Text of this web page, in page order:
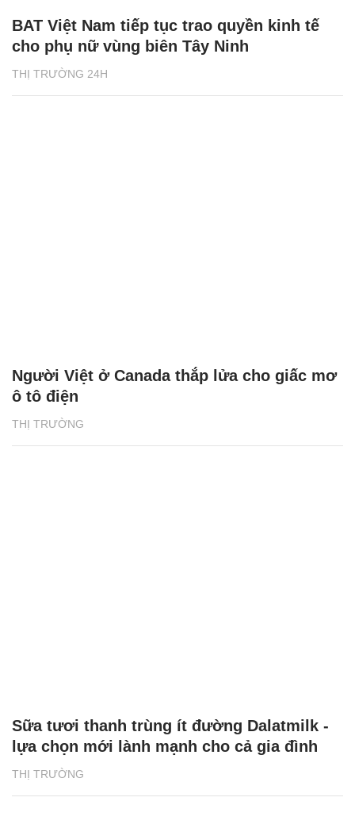
THỊ TRƯỜNG 24H
BAT Việt Nam tiếp tục trao quyền kinh tế
cho phụ nữ vùng biên Tây Ninh
THỊ TRƯỜNG
Người Việt ở Canada thắp lửa cho giấc mơ
ô tô điện
THỊ TRƯỜNG
Sữa tươi thanh trùng ít đường Dalatmilk -
lựa chọn mới lành mạnh cho cả gia đình